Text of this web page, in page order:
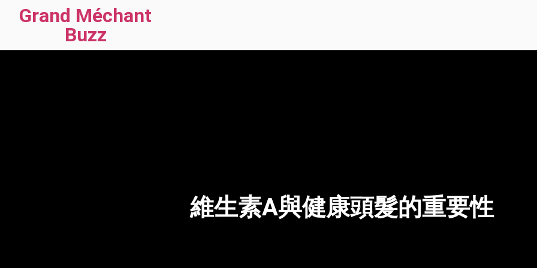
Grand Méchant
Buzz
維生素A與健康頭髮的重要性